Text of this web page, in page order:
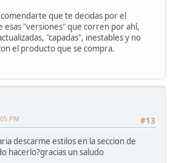
que te decidas por el
esas "versiones" que corren por ahí,
"capadas", inestables y no
el producto que se compra.
#13
PM
descarme estilos en la seccion de
hacerlo?gracias un saludo